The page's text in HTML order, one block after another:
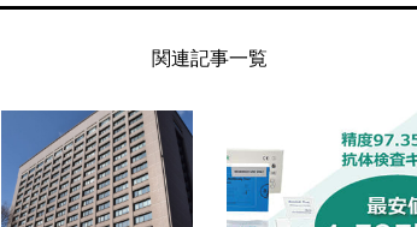
関連記事一覧